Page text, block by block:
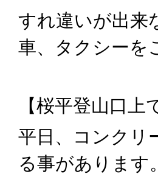
すれ違いが出来
車、タクシーを
【桜平登山口
平日、コンクリ
る事があります